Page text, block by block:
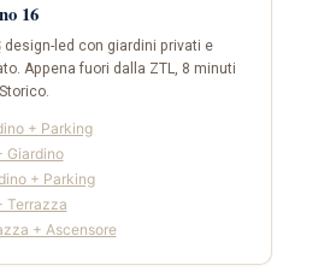
16
design-led con giardini privati e
Appena fuori dalla ZTL, 8 minuti
+ Parking
Giardino
+ Parking
Terrazza
+ Ascensore